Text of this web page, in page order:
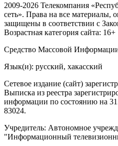
2009-2026 Телекомпания
сеть». Права на все материалы,
защищены в соответствии с
Возрастная категория сайта: 16+
Средство Массовой
Язык(и): русский, хакасский
Сетевое издание (сайт)
Выписка из реестра
информации по состоянию на
83024.
Учредитель: Автономное
"Информационный